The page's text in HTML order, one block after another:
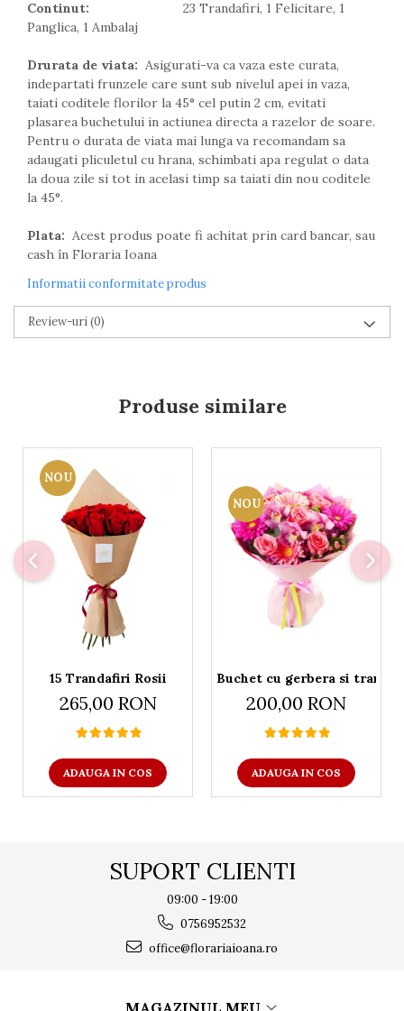
Continut: 23 Trandafiri, 1 Felicitare, 1
Panglica, 1 Ambalaj
Drurata de viata: Asigurati-va ca vaza este curata,
indepartati frunzele care sunt sub nivelul apei in vaza,
taiati coditele florilor la 45° cel putin 2 cm, evitati
plasarea buchetului in actiunea directa a razelor de soare.
Pentru o durata de viata mai lunga va recomandam sa
adaugati pliculetul cu hrana, schimbati apa regulat o data
la doua zile si tot in acelasi timp sa taiati din nou coditele
la 45°.
Plata: Acest produs poate fi achitat prin card bancar, sau
cash în Floraria Ioana
Informatii conformitate produs
Review-uri(0)
Produse similare
NOU
15 Trandafiri Rosii
265,00 RON
ADAUGA IN COS
NOU
Buchet cu gerbera si
200,00 RON
ADAUGA IN COS
SUPORT CLIENTI
09:00 - 19:00
0756952532
office@florariaioana.ro
MAGAZINUL MEU